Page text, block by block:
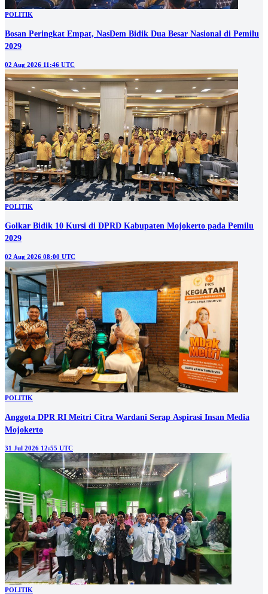
POLITIK
Bosan Peringkat Empat, NasDem Bidik Dua Besar Nasional di Pemilu
2029
02 Aug 2026 11:46 UTC
POLITIK
Golkar Bidik 10 Kursi di DPRD Kabupaten Mojokerto pada Pemilu
2029
02 Aug 2026 08:00 UTC
POLITIK
Anggota DPR RI Meitri Citra Wardani Serap Aspirasi Insan Media
Mojokerto
31 Jul 2026 12:55 UTC
POLITIK